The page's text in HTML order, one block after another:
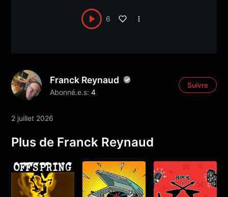
6
Franck Reynaud
Abonné.e.s: 4
Suivre
2 juillet 2026
Plus de Franck Reynaud